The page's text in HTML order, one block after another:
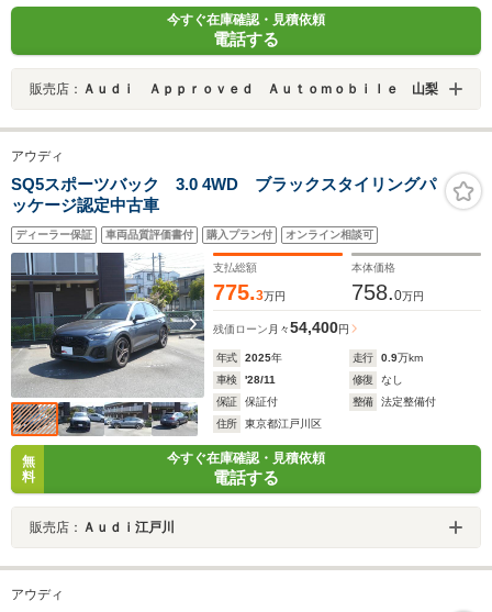
今すぐ在庫確認・見積依頼
電話する
販売店： Ａｕｄｉ Ａｐｐｒｏｖｅｄ Ａｕｔｏｍｏｂｉｌｅ 山梨
アウディ
SQ5スポーツバック 3.0 4WD ブラックスタイリングパ
ッケージ認定中古車
ディーラー保証 車両品質評価書付 購入プラン付 オンライン相談可
支払総額
775.3万円
本体価格
758.0万円
残価ローン 月々54,400円
年式 2025年 走行 0.9万km
車検
'28/11 修復
なし
保証
保証付 整備
法定整備付
住所
東京都江戸川区
無
料
今すぐ在庫確認・見積依頼
電話する
販売店： Ａｕｄｉ江戸川
アウディ